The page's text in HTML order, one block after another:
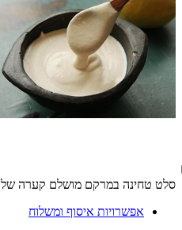
סלט טחינה במרקם מושלם קערה של 1/2 קילו
אפשרויות איסוף ומשלוח